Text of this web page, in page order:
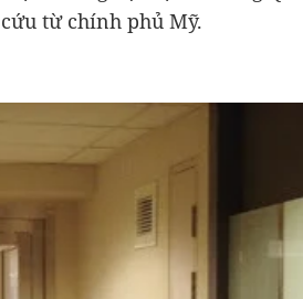
cứu từ chính phủ Mỹ.